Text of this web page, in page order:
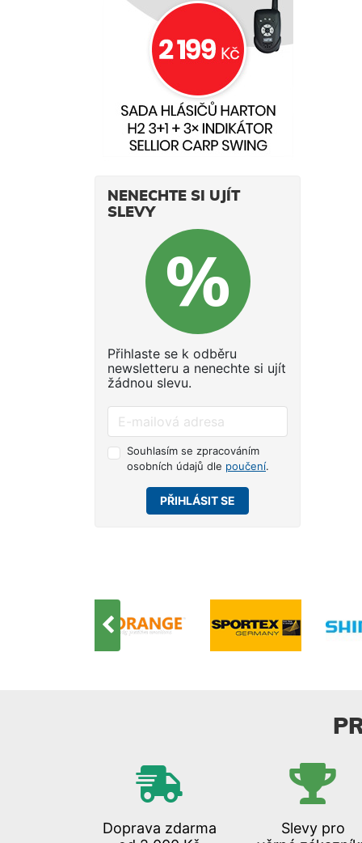
NENECHTE SI UJÍT
SLEVY
Přihlaste se k odběru
newsletteru a nenechte si ujít
žádnou slevu.
Souhlasím se zpracováním
osobních údajů dle poučení.
PŘIHLÁSIT SE
Doprava zdarma
Slevy pro